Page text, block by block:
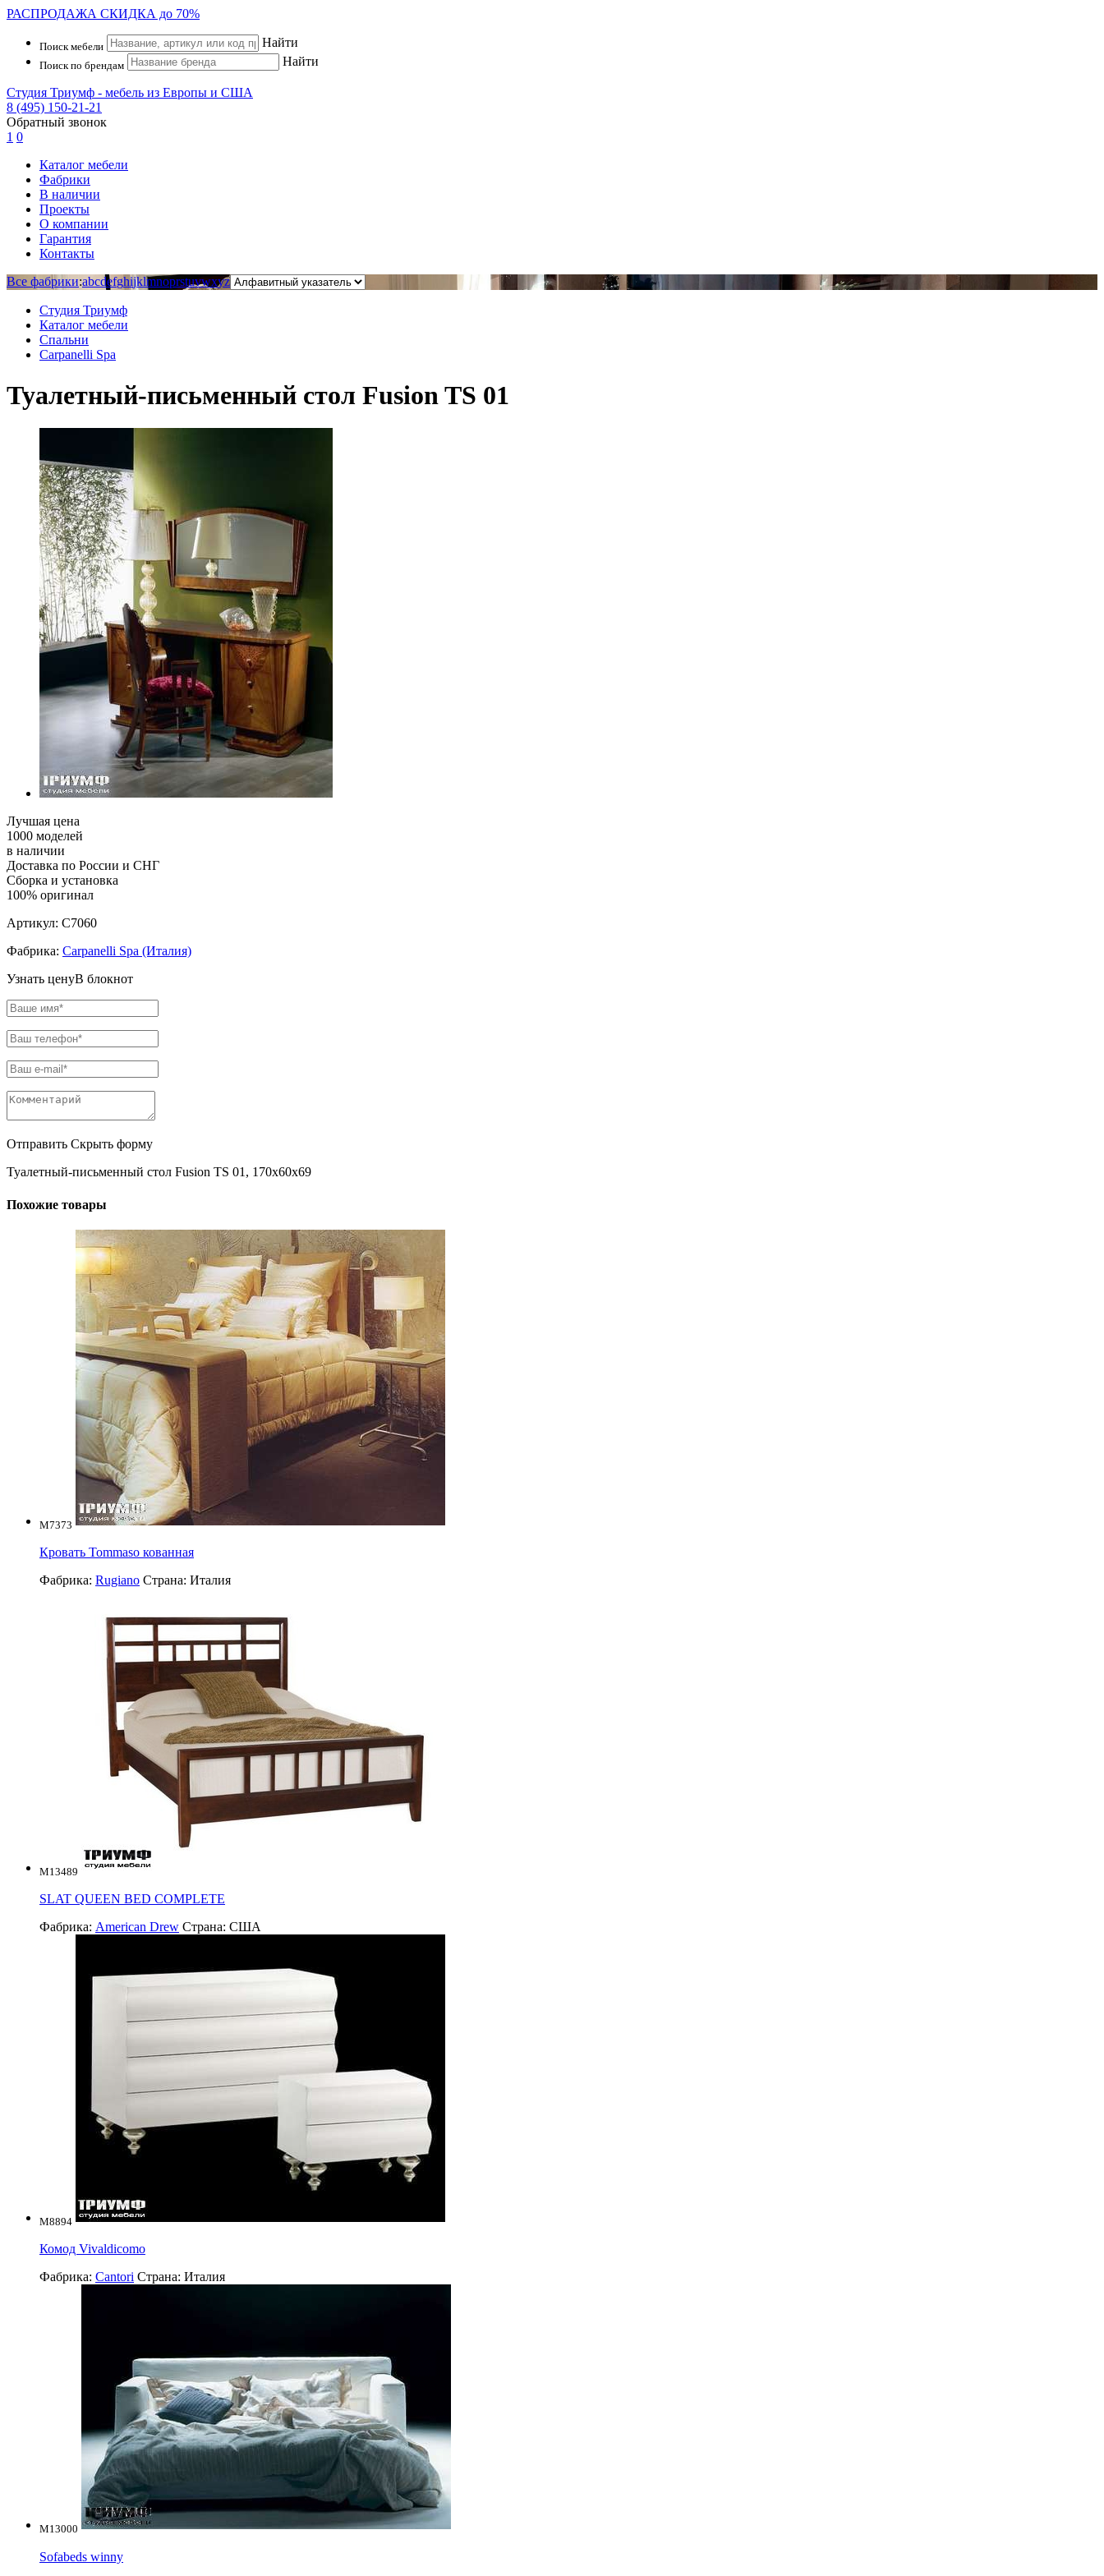
РАСПРОДАЖА СКИДКА до 70%
Поиск мебели Найти
Поиск по брендам Найти
Студия Триумф - мебель из Европы и США
8 (495) 150-21-21
Обратный звонок
1 0
Каталог мебели
Фабрики
В наличии
Проекты
О компании
Гарантия
Контакты
Все фабрики:abcdefghijklmnoprstuvwxyz
Студия Триумф
Каталог мебели
Спальни
Carpanelli Spa
Туалетный-письменный стол Fusion TS 01
Лучшая цена
1000 моделей
в наличии
Доставка по России и СНГ
Сборка и установка
100% оригинал
Артикул: C7060
Фабрика: Carpanelli Spa (Италия)
Узнать ценуВ блокнот
Отправить Скрыть форму
Туалетный-письменный стол Fusion TS 01, 170x60x69
Похожие товары
M7373
Кровать Tommaso кованная
Фабрика: Rugiano Страна: Италия
M13489
SLAT QUEEN BED COMPLETE
Фабрика: American Drew Страна: США
M8894
Комод Vivaldicomo
Фабрика: Cantori Страна: Италия
M13000
Sofabeds winny